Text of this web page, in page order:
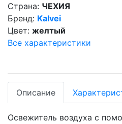
Страна: ЧЕХИЯ
Бренд: Kalvei
Цвет: желтый
Все характеристики
Описание
Освежитель воздуха с